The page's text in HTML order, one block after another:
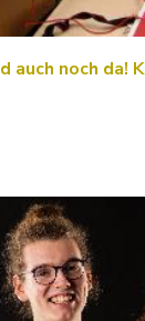
auch noch da!